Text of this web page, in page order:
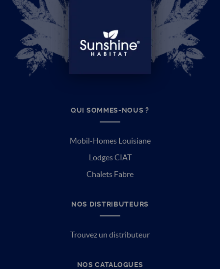
QUI SOMMES-NOUS ?
Mobil-Homes Louisiane
Lodges CIAT
Chalets Fabre
NOS DISTRIBUTEURS
Trouvez un distributeur
NOS CATALOGUES